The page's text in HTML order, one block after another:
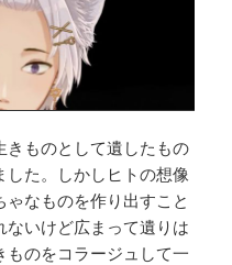
きものとして遺したもの
た。しかしヒトの想像
なものを作り出すこと
いけど広まって遺りは
ものをコラージュして一